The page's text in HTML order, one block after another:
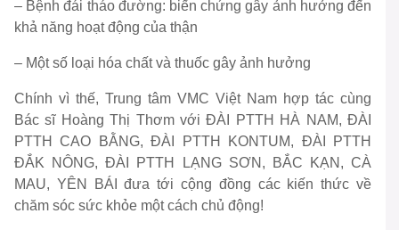
– Bệnh đái tháo đường: biến chứng gây ảnh hưởng đến
khả năng hoạt động của thận
– Một số loại hóa chất và thuốc gây ảnh hưởng
Chính vì thế, Trung tâm VMC Việt Nam hợp tác cùng
Bác sĩ Hoàng Thị Thơm với ĐÀI PTTH HÀ NAM, ĐÀI
PTTH CAO BẰNG, ĐÀI PTTH KONTUM, ĐÀI PTTH
ĐẮK NÔNG, ĐÀI PTTH LẠNG SƠN, BẮC KẠN, CÀ
MAU, YÊN BÁI đưa tới cộng đồng các kiến thức về
chăm sóc sức khỏe một cách chủ động!